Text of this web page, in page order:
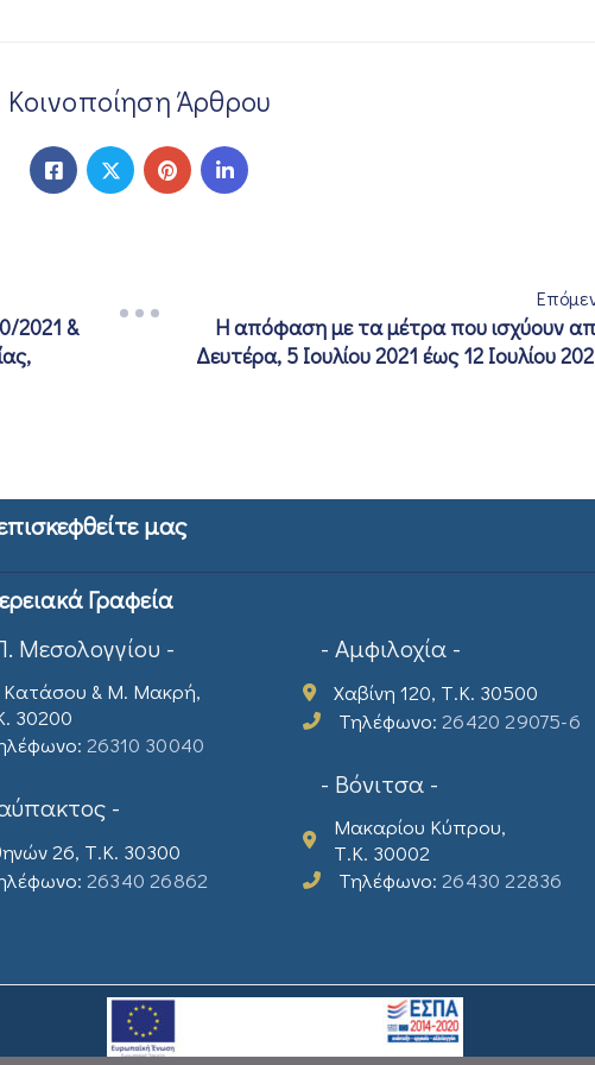
Κοινοποίηση Άρθρου
2021 &
Η απόφαση με τα μέτρα που ισχύουν
Δευτέρα, 5 Ιουλίου 2021 έως 12 Ιουλίου
μας
Γραφεία
Μεσολογγίου -
& Μ. Μακρή,
30200
26310 30040
-
26, Τ.Κ. 30300
26340 26862
- Αμφιλοχία -
Χαβίνη 120, Τ.Κ. 30500
Τηλέφωνο:26420 29075-6
- Βόνιτσα -
Μακαρίου Κύπρου,
Τ.Κ. 30002
Τηλέφωνο:26430 22836